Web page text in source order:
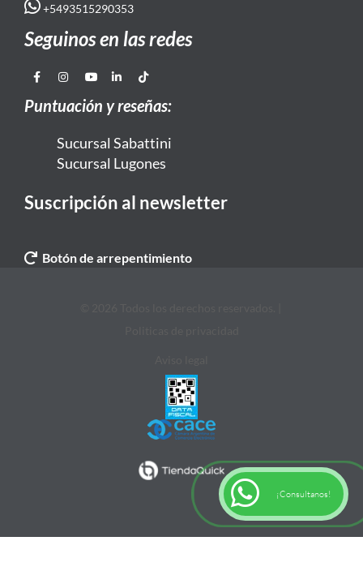
+5493515290353
Seguinos en las redes
Puntuación y reseñas:
Sucursal Sabattini
Sucursal Lugones
Suscripción al newsletter
Botón de arrepentimiento
¡Consultanos!